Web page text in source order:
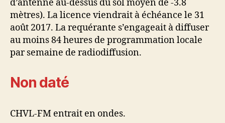
d’antenne au-dessus du sol moyen de -3.8
mètres). La licence viendrait à échéance le 31
août 2017. La requérante s’engageait à diffuser
au moins 84 heures de programmation locale
par semaine de radiodiffusion.
Non daté
CHVL-FM entrait en ondes.